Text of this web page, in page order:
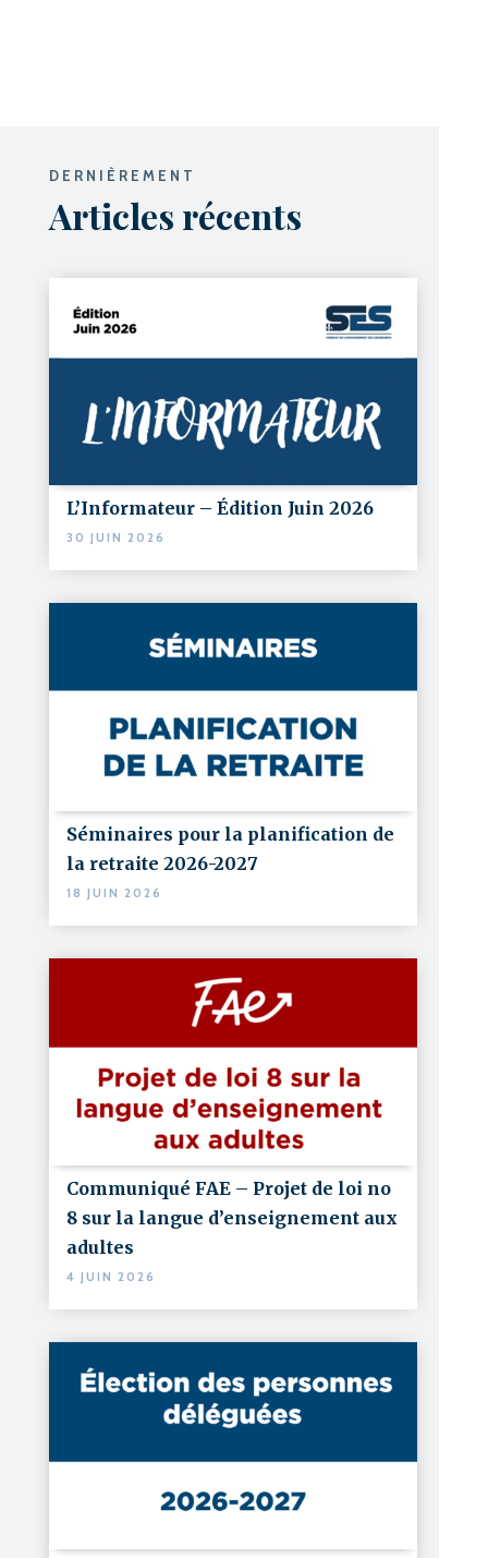
DERNIÈREMENT
Articles récents
L’Informateur – Édition Juin 2026
30 JUIN 2026
Séminaires pour la planification de
la retraite 2026-2027
18 JUIN 2026
Communiqué FAE – Projet de loi no
8 sur la langue d’enseignement aux
adultes
4 JUIN 2026